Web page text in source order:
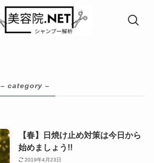
– category –
【春】日焼け止め対策は今日から
始めましょう!!
2019年4月23日